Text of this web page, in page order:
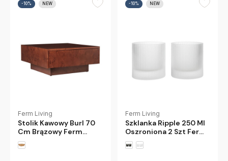
-10% NEW
Ferm Living
Stolik Kawowy Burl 70
Cm Brązowy Ferm
Living
-10% NEW
Ferm Living
Szklanka Ripple 250 Ml
Oszroniona 2 Szt Ferm
Living